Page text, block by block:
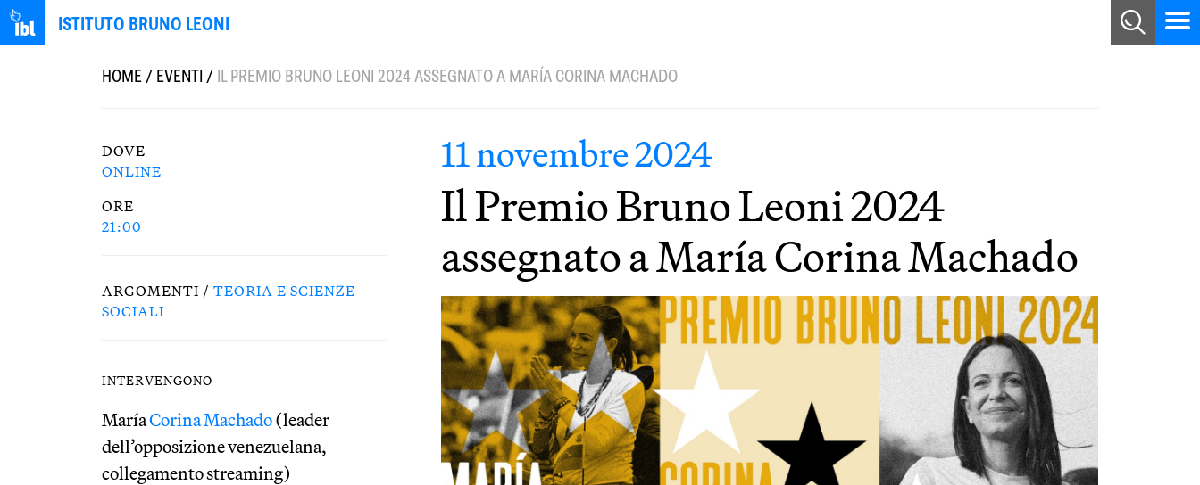
ISTITUTO BRUNO LEONI
HOME/EVENTI/IL PREMIO BRUNO LEONI 2024 ASSEGNATO A MARÍA CORINA MACHADO
DOVE
ONLINE
ORE
21:00
ARGOMENTI / TEORIA E SCIENZE
SOCIALI
INTERVENGONO
MaríaCorina Machado(leader
dell’opposizione venezuelana,
collegamento streaming)
11 novembre 2024
Il Premio Bruno Leoni 2024
assegnato a María Corina Machado